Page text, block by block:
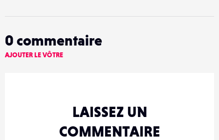
0 commentaire
AJOUTER LE VÔTRE
LAISSEZ UN
COMMENTAIRE